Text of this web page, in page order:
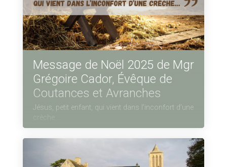
Message de Noël 2025 de Mgr
Grégoire Cador, Évêque de
Coutances et Avranches
Jésus, petit enfant, qui vient dans l’inconfort d’une